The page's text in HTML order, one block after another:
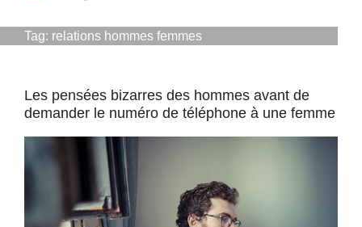
Tag: relations hommes femmes
Les pensées bizarres des hommes avant de
demander le numéro de téléphone à une femme